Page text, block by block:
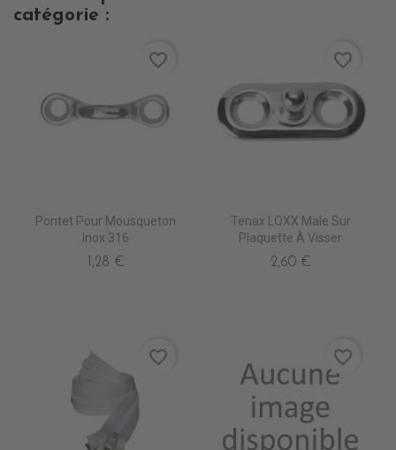
catégorie :
Pontet Pour Mousqueton
Inox 316
1,28 €
favorite_border
Tenax LOXX Male Sur
Plaquette À Visser
2,60 €
favorite_border
favorite_border favorite_border